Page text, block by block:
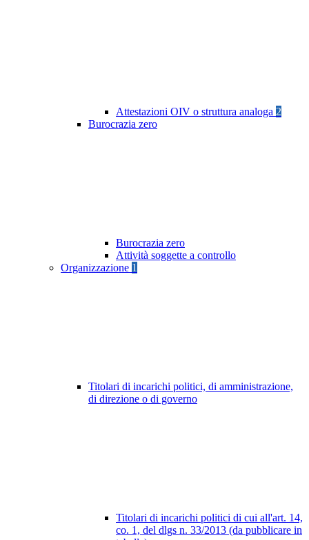
Attestazioni OIV o struttura analoga 2
Burocrazia zero
Burocrazia zero
Attività soggette a controllo
Organizzazione 1
Titolari di incarichi politici, di amministrazione,
di direzione o di governo
Titolari di incarichi politici di cui all'art. 14,
co. 1, del dlgs n. 33/2013 (da pubblicare in